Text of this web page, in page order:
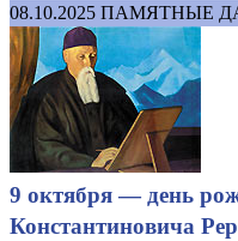
08.10.2025 ПАМЯТНЫЕ
9 октября — день
Константиновича